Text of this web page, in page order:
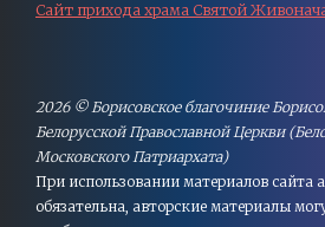
Сайт прихода храма Святой
2026 © Борисовское благочиние
Белорусской Православной Церкви
Московского Патриархата)
При использовании материалов сайта
обязательна, авторские материалы